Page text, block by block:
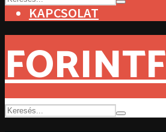
KAPCSOLAT